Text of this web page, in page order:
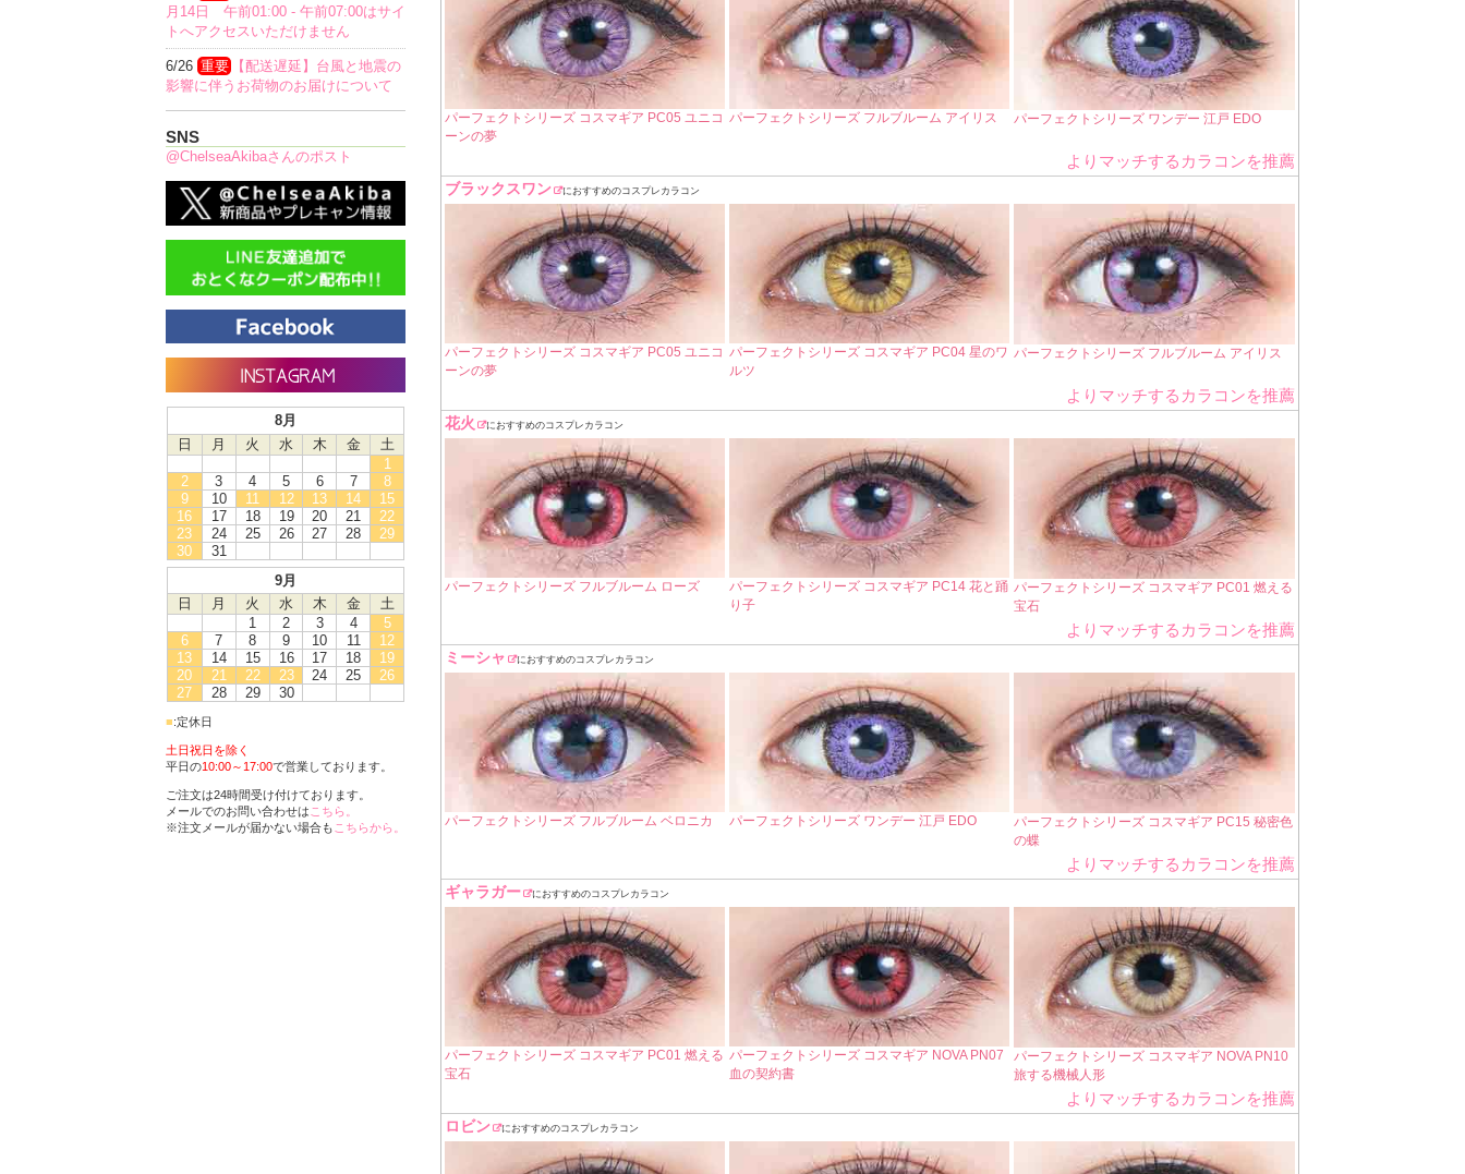
月14日 午前01:00 - 午前07:00はサイ
トへアクセスいただけません
6/26 重要
【配送遅延】台風と地震の
影響に伴うお荷物のお届けについて
SNS
@ChelseaAkibaさんのポスト
8月
日
月 火 水 木 金
土
1
2
3 4 5 6 7
8
9
10 11 12 13 14
15
16
17 18 19 20 21
22
23
24 25 26 27 28
29
30
31
9月
日
月 火 水 木 金
土
1
2 3 4
5
6
7 8 9 10 11
12
13
14 15 16 17 18
19
20
21 22 23 24 25
26
27
28 29 30
■:定休日
土日祝日を除く
平日の10:00～17:00で営業しております。
ご注文は24時間受け付けております。
メールでのお問い合わせは こちら。
※注文メールが届かない場合も こちらから。
パーフェクトシリーズ コスマギア PC05 ユニコ
ーンの夢
パーフェクトシリーズ フルブルーム アイリス パーフェクトシリーズ ワンデー 江戸 EDO
よりマッチするカラコンを推薦
ブラックスワン におすすめのコスプレカラコン
パーフェクトシリーズ コスマギア PC05 ユニコ
ーンの夢
パーフェクトシリーズ コスマギア PC04 星のワ
ルツ
パーフェクトシリーズ フルブルーム アイリス
よりマッチするカラコンを推薦
花火 におすすめのコスプレカラコン
パーフェクトシリーズ フルブルーム ローズ
パーフェクトシリーズ コスマギア PC14 花と踊
り子
パーフェクトシリーズ コスマギア PC01 燃える
宝石
よりマッチするカラコンを推薦
ミーシャ におすすめのコスプレカラコン
パーフェクトシリーズ フルブルーム ベロニカ パーフェクトシリーズ ワンデー 江戸 EDO
パーフェクトシリーズ コスマギア PC15 秘密色
の蝶
よりマッチするカラコンを推薦
ギャラガー におすすめのコスプレカラコン
パーフェクトシリーズ コスマギア PC01 燃える
宝石
パーフェクトシリーズ コスマギア NOVA PN07
血の契約書
パーフェクトシリーズ コスマギア NOVA PN10
旅する機械人形
よりマッチするカラコンを推薦
ロビン におすすめのコスプレカラコン